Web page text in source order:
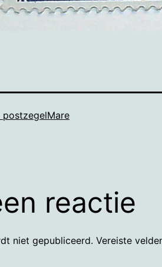
postzegelMare
reactie
niet gepubliceerd. Vereiste